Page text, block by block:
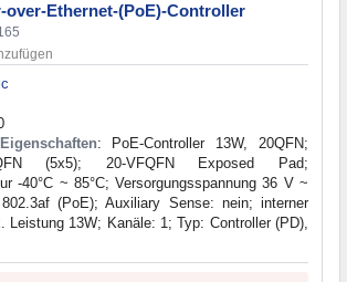
over-Ethernet-(PoE)-Controller
: PoE-Controller 13W, 20QFN;
(5x5); 20-VFQFN Exposed Pad;
-40°C ~ 85°C; Versorgungsspannung 36 V ~
(PoE); Auxiliary Sense: nein; interner
Leistung 13W; Kanäle: 1; Typ: Controller (PD),